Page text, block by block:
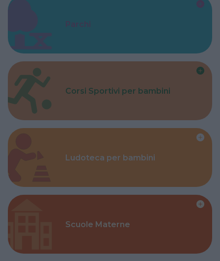
Parchi
Corsi Sportivi per bambini
Ludoteca per bambini
Scuole Materne